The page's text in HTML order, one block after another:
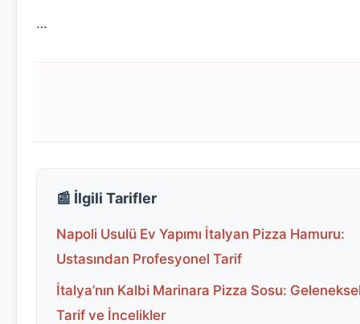
…
📰 İlgili Tarifler
Napoli Usulü Ev Yapımı İtalyan Pizza Hamuru:
Ustasından Profesyonel Tarif
İtalya’nın Kalbi Marinara Pizza Sosu:
Tarif ve İncelikler